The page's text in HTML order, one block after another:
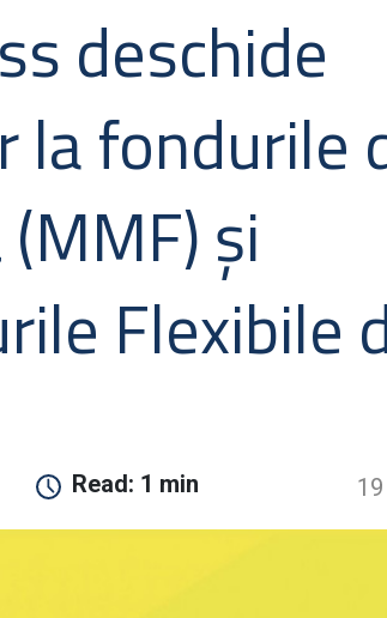
deschide
la fondurile
și
Flexibile
Read: 1 min